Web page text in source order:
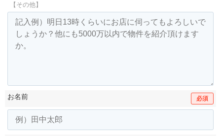
【その他】
お名前 必須